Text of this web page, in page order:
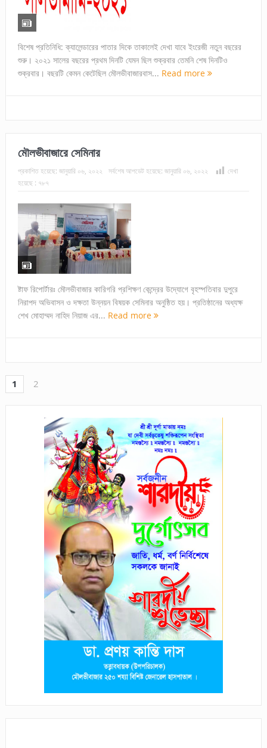
বিশেষ প্রতিনিধি: ক্যালেন্ডারের পাতার দিকে তাকালেই দেখা যাবে ইংরেজী নতুন বছরের
শুরু। ২০২১ সালের বছরের প্রথম দিনটি যেমন ছিল শুক্রবার তেমনি শেষ দিনটিও
শুক্রবার। বছরটি কেমন কেটেছিল মৌলভীবাজারবাস... Read more
মৌলভীবাজারে সেমিনার
প্রকাশিত হয়েছে: জানুয়ারি ০৬, ২০২২ সর্বশেষ আপডেট হয়েছে: জানুয়ারি ০৬, ২০২২
দেখা
হয়েছে : ৭৮৭
ষ্টাফ রিপোর্টারঃ মৌলভীবাজার কারিগরি প্রশিক্ষণ কেন্দ্রের উদ্যোগে বৃহস্পতিবার দুপুরে
নিরাপদ অভিবাসন ও দক্ষতা উন্নয়ন বিষয়ক সেমিনার অনুষ্ঠিত হয়। প্রতিষ্ঠানের অধ্যক্ষ
শেখ মোহাম্মদ নাহিদ নিয়াজ এর... Read more
1 2